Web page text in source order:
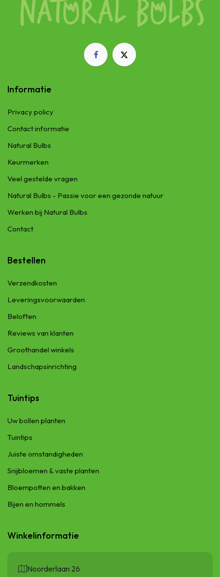
Informatie
Privacy policy
Contact informatie
Natural Bulbs
Keurmerken
Veel gestelde vragen
Natural Bulbs - Passie voor een gezonde natuur
Werken bij Natural Bulbs
Contact
Bestellen
Verzendkosten
Leveringsvoorwaarden
Beloften
Reviews van klanten
Groothandel winkels
Landschapsinrichting
Tuintips
Uw bollen planten
Tuintips
Juiste omstandigheden
Snijbloemen & vaste planten
Bloempotten en bakken
Bijen en hommels
Winkelinformatie
Noorderlaan 26